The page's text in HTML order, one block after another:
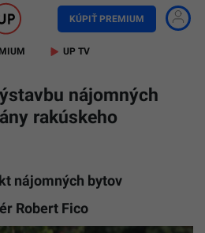
KÚPIŤ PREMIUM
UP TV
nájomných
rakúskeho
nájomných bytov
Robert Fico